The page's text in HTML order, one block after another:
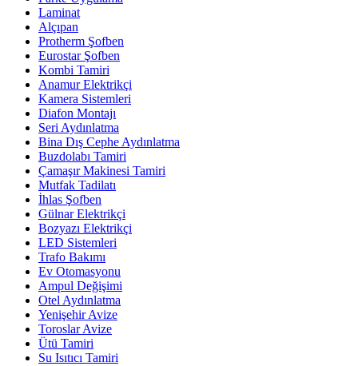
Laminat
Alçıpan
Protherm Şofben
Eurostar Şofben
Kombi Tamiri
Anamur Elektrikçi
Kamera Sistemleri
Diafon Montajı
Seri Aydınlatma
Bina Dış Cephe Aydınlatma
Buzdolabı Tamiri
Çamaşır Makinesi Tamiri
Mutfak Tadilatı
İhlas Şofben
Gülnar Elektrikçi
Bozyazı Elektrikçi
LED Sistemleri
Trafo Bakımı
Ev Otomasyonu
Ampul Değişimi
Otel Aydınlatma
Yenişehir Avize
Toroslar Avize
Ütü Tamiri
Su Isıtıcı Tamiri